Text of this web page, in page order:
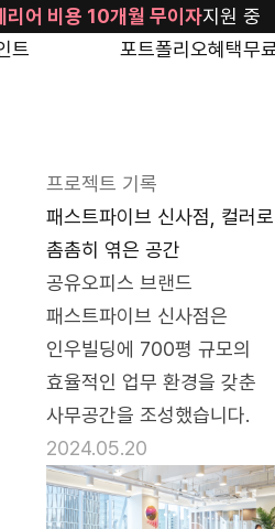
트 포트폴리오혜택무
리어 비용 10개월 무이자지원 중
패스트파이브 신사점, 컬러로
촘촘히 엮은 공간
공유오피스 브랜드
패스트파이브 신사점은
인우빌딩에 700평 규모의
효율적인 업무 환경을 갖춘
사무공간을 조성했습니다.
프로젝트 기록
2024.05.20